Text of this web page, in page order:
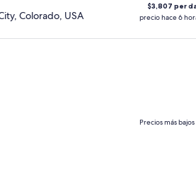
Colorado, USA
$3,807 per
precio hace 6
Precios más